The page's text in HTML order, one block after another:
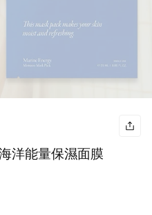
洋能量保濕面膜